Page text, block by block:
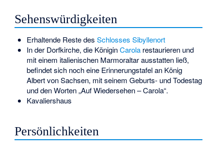
Sehenswürdigkeiten
Erhaltende Reste des Schlosses Sibyllenort
In der Dorfkirche, die KöniginCarolarestaurieren und
mit einem italienischen Marmoraltar ausstatten ließ,
befindet sich noch eine Erinnerungstafel an König
Albert von Sachsen, mit seinem Geburts- und Todestag
und den Worten „Auf Wiedersehen – Carola“.
Kavaliershaus
Persönlichkeiten